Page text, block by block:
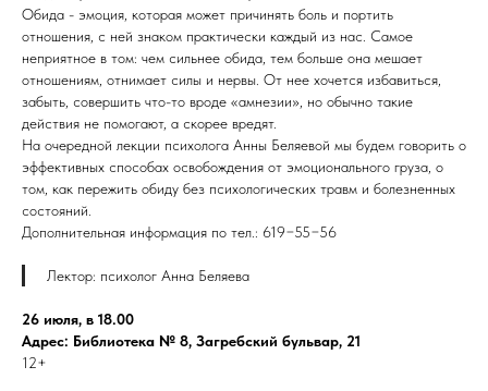
Обида - эмоция, которая может причинять боль и портить
отношения, с ней знаком практически каждый из нас. Самое
неприятное в том: чем сильнее обида, тем больше она мешает
отношениям, отнимает силы и нервы. От нее хочется избавиться,
забыть, совершить что-то вроде «амнезии», но обычно такие
действия не помогают, а скорее вредят.
На очередной лекции психолога Анны Беляевой мы будем говорить о
эффективных способах освобождения от эмоционального груза, о
том, как пережить обиду без психологических травм и болезненных
состояний.
Дополнительная информация по тел.: 619−55−56
Лектор: психолог Анна Беляева
26 июля, в 18.00
Адрес: Библиотека № 8, Загребский бульвар, 21
12+